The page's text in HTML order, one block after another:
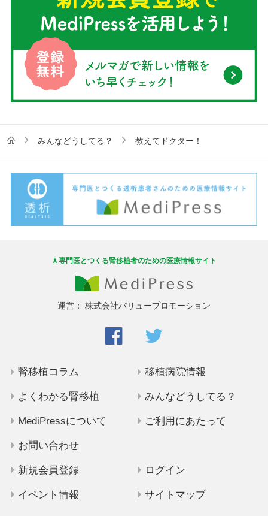
みんなどうしてる？ 教えてドクター！
専門医とつくる腎移植者のための医療情報サイト
運営： 株式会社バリュープロモーション
腎移植コラム 移植病院情報
よくわかる腎移植 みんなどうしてる？
MediPressについて ご利用にあたって
お問い合わせ
新規会員登録 ログイン
イベント情報 サイトマップ